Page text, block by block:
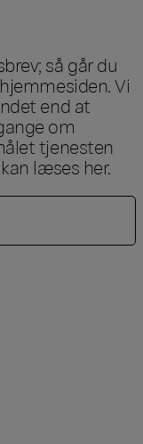
så går du
Vi
end at
om
tjenesten
læses her.